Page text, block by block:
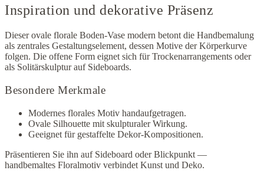
Inspiration und dekorative Präsenz
Dieser ovale florale Boden-Vase modern betont die Handbemalung
als zentrales Gestaltungselement, dessen Motive der Körperkurve
folgen. Die offene Form eignet sich für Trockenarrangements oder
als Solitärskulptur auf Sideboards.
Besondere Merkmale
Modernes florales Motiv handaufgetragen.
Ovale Silhouette mit skulpturaler Wirkung.
Geeignet für gestaffelte Dekor-Kompositionen.
Präsentieren Sie ihn auf Sideboard oder Blickpunkt —
handbemaltes Floralmotiv verbindet Kunst und Deko.